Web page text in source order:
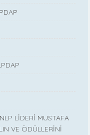
LİDERİ MUSTAFA
VE ÖDÜLLERİNİ